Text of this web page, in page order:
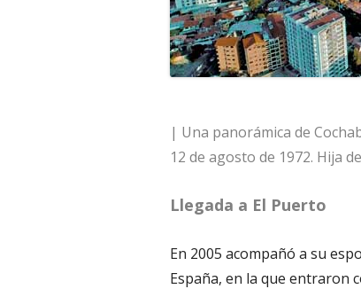
| Una panorámica de
12 de agosto de 1972. Hija
Llegada a El Puerto
En 2005 acompañó a su
España, en la que entraron